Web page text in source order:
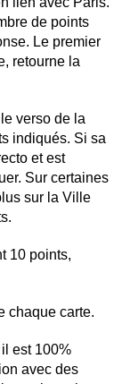
Mode
Polos
Robes
Jupes
Montres
de points
Le premier
retourne la
verso de la
indiqués. Si sa
et est
Sur certaines
sur la Ville
10 points,
chaque carte.
est 100%
avec des